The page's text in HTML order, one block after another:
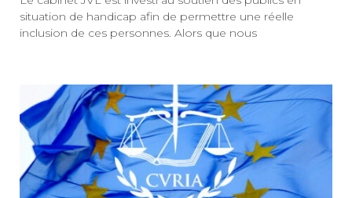
situation de handicap afin de permettre une réelle
inclusion de ces personnes. Alors que nous